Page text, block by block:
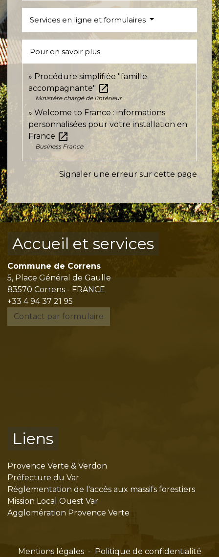
Services en ligne et formulaires
Pour en savoir plus
Procédure simplifiée "famille
accompagnante" open_in_new
Ministère chargé de l'intérieur
Welcome to France : informations
personnalisées pour votre installation en
France open_in_new
Business France
Signaler une erreur sur cette page
Accueil et services
Commune de Correns
5, Place Général de Gaulle
83570 Correns - FRANCE
+33 4 94 37 21 95
Contact par formulaire
Liens
Provence Verte & Verdon
Préfecture du Var
Réglementation de l'accès aux massifs forestiers
Mission Local Ouest Var
Agglomération Provence Verte
Mentions légales - Politique de confidentialité